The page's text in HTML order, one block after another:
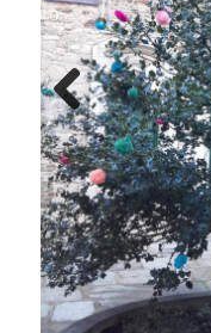
Previ
ous